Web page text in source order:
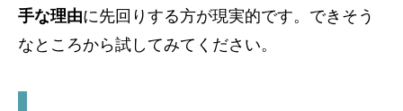
手な理由に先回りする方が現実的です。できそう
なところから試してみてください。